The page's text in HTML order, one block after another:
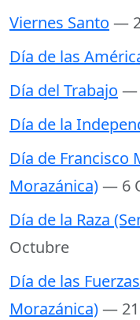
Viernes Santo —
Día de las
Día del Trabajo —
Día de la
Día de Francisco
Morazánica)— 6
Día de la Raza
Octubre
Día de las
Morazánica)—